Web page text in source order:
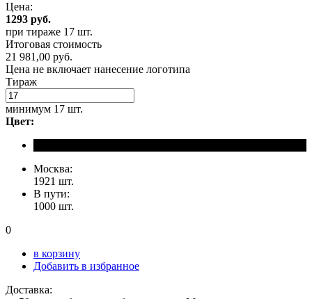
Цена:
1293 руб.
при тираже 17 шт.
Итоговая стоимость
21 981,00 руб.
Цена не включает нанесение логотипа
Тираж
минимум 17 шт.
Цвет:
Москва:
1921 шт.
В пути:
1000 шт.
0
в корзину
Добавить в избранное
Доставка: